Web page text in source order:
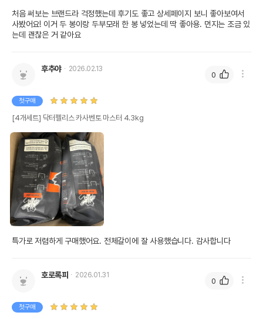
처음 써보는 브랜드라 걱정했는데 후기도 좋고 상세페이지 보니 좋아보여서
사봤어요! 이거 두 봉이랑 두부모래 한 봉 넣었는데 딱 좋아용. 먼지는 조금 있
는데 괜찮은 거 같아요
후추야 2026.02.13
첫구매
[4개세트] 닥터펠리스 카사벤토 마스터 4.3kg
특가로 저렴하게 구매했어요. 전체갈이에 잘 사용했습니다. 감사합니다
0
호로록피 2026.01.31
첫구매
0